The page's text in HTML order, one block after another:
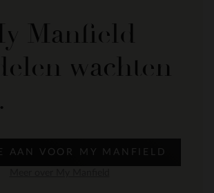
Manfield
wachten
AAN VOOR MY MANFIELD